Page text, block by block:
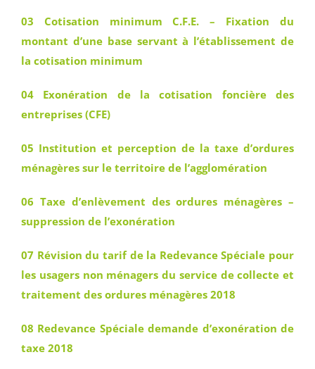
03 Cotisation minimum C.F.E. – Fixation du
montant d’une base servant à l’établissement de
la cotisation minimum
04 Exonération de la cotisation foncière des
entreprises (CFE)
05 Institution et perception de la taxe d’ordures
ménagères sur le territoire de l’agglomération
06 Taxe d’enlèvement des ordures ménagères –
suppression de l’exonération
07 Révision du tarif de la Redevance Spéciale pour
les usagers non ménagers du service de collecte et
traitement des ordures ménagères 2018
08 Redevance Spéciale demande d’exonération de
taxe 2018